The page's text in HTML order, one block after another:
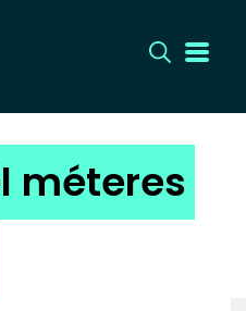
méteres